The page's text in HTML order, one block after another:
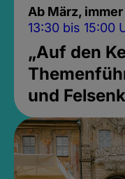
Ab März,
13:30 bis 15:00
„Auf den
und